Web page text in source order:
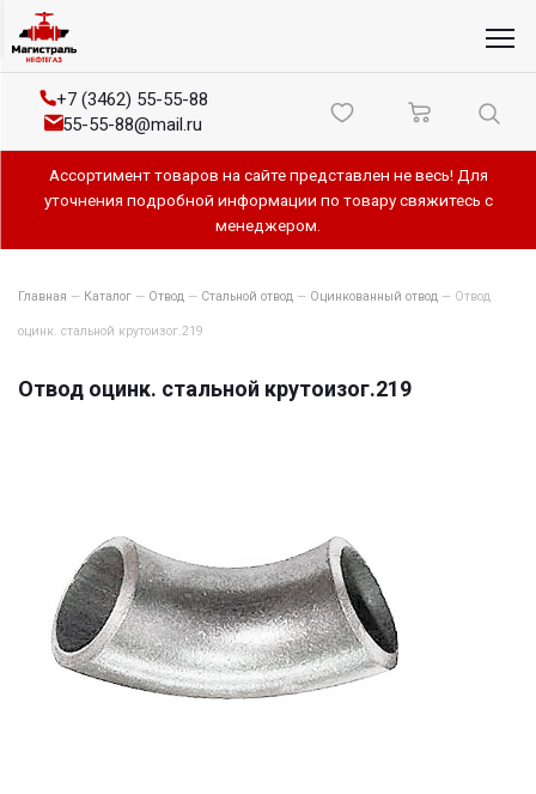
+7 (3462) 55-55-88
55-55-88@mail.ru
Ассортимент товаров на сайте представлен не весь! Для
уточнения подробной информации по товару свяжитесь с
менеджером.
Главная — Каталог — Отвод — Стальной отвод — Оцинкованный отвод — Отвод
оцинк. стальной крутоизог.219
Отвод оцинк. стальной крутоизог.219